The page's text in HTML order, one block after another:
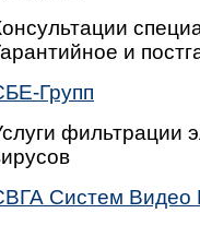
и
Групп
фильтрации
Систем Видео